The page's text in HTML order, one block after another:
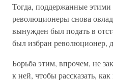
Тогда, поддержанные этими
революционеры снова
вынужден был подать в
был избран революционер,
Борьба этим, впрочем, не
к ней, чтобы рассказать,